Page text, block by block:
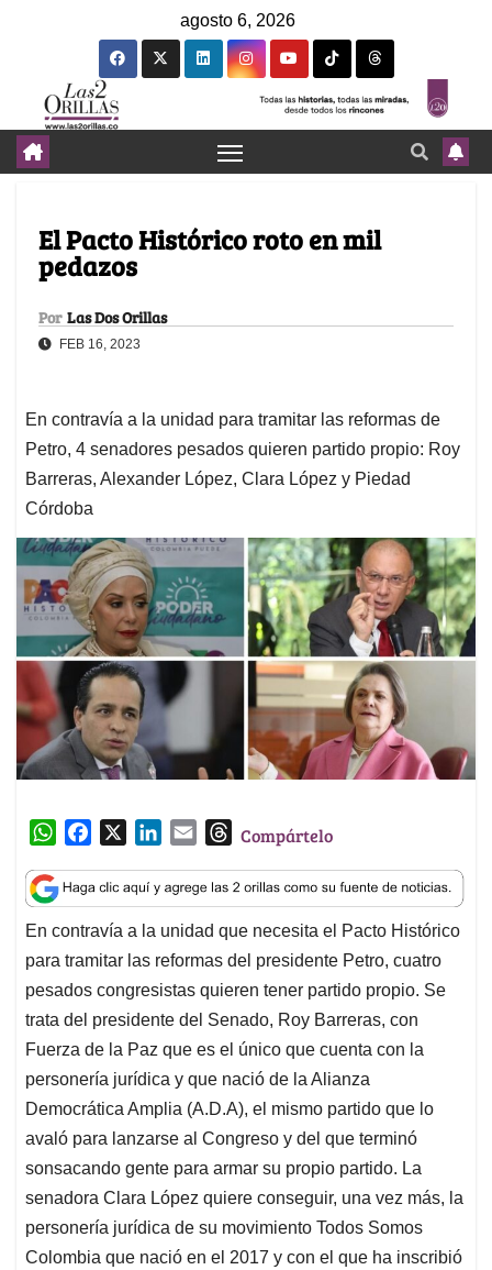
agosto 6, 2026
El Pacto Histórico roto en mil
pedazos
Por Las Dos Orillas
FEB 16, 2023
En contravía a la unidad para tramitar las reformas de
Petro, 4 senadores pesados quieren partido propio: Roy
Barreras, Alexander López, Clara López y Piedad
Córdoba
W
a
t
s
A
p
p
c
e
b
o
o
k
n
k
e
d
I
n
a
i
l
T
r
e
a
d
s
Compártelo
En contravía a la unidad que necesita el Pacto Histórico
para tramitar las reformas del presidente Petro, cuatro
pesados congresistas quieren tener partido propio. Se
trata del presidente del Senado, Roy Barreras, con
Fuerza de la Paz que es el único que cuenta con la
personería jurídica y que nació de la Alianza
Democrática Amplia (A.D.A), el mismo partido que lo
avaló para lanzarse al Congreso y del que terminó
sonsacando gente para armar su propio partido. La
senadora Clara López quiere conseguir, una vez más, la
personería jurídica de su movimiento Todos Somos
Colombia que nació en el 2017 y con el que ha inscribió